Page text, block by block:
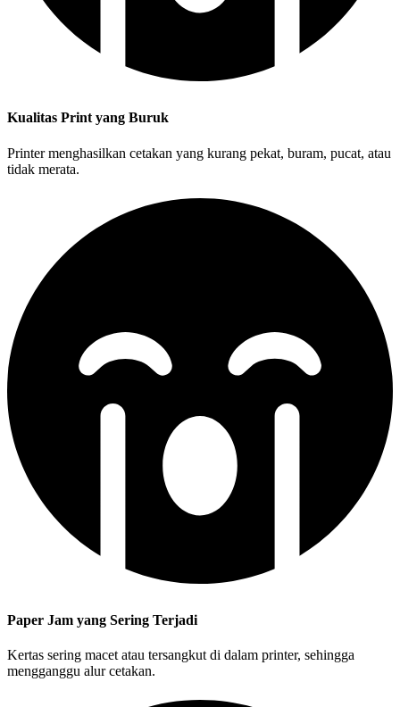
Kualitas Print yang Buruk
Printer menghasilkan cetakan yang kurang pekat, buram, pucat, atau
tidak merata.
Paper Jam yang Sering Terjadi
Kertas sering macet atau tersangkut di dalam printer, sehingga
mengganggu alur cetakan.